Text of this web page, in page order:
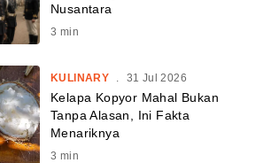
Nusantara
3 min
KULINARY 31 Jul 2026
Kelapa Kopyor Mahal Bukan
Tanpa Alasan, Ini Fakta
Menariknya
3 min